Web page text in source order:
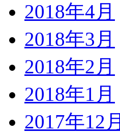
2018年4月
2018年3月
2018年2月
2018年1月
2017年12月